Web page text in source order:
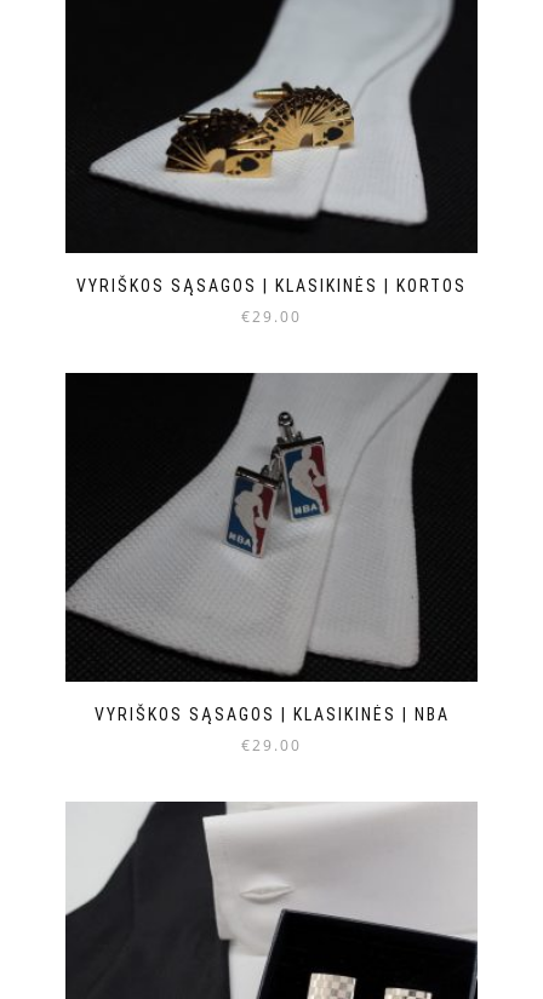
VYRIŠKOS SĄSAGOS | KLASIKINĖS | KORTOS
€29.00
VYRIŠKOS SĄSAGOS | KLASIKINĖS | NBA
€29.00